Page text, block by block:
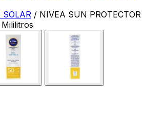
SOLAR / NIVEA SUN PROTECTOR